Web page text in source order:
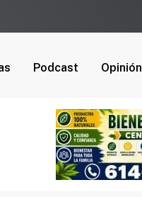
Podcast Opinión